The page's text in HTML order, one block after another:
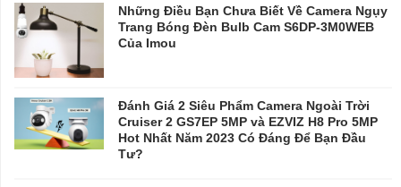
Những Điều Bạn Chưa Biết Về Camera Ngụy
Trang Bóng Đèn Bulb Cam S6DP-3M0WEB
Của Imou
Đánh Giá 2 Siêu Phẩm Camera Ngoài Trời
Cruiser 2 GS7EP 5MP và EZVIZ H8 Pro 5MP
Hot Nhất Năm 2023 Có Đáng Để Bạn Đầu
Tư?